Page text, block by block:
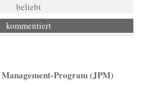
beliebt
kommentiert
Program (JPM)